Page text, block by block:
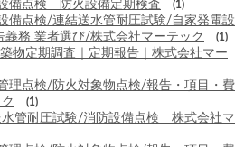
備点検 防火設備定期検査 (1)
点検/連結送水管耐圧試験/自家発電設
務 業者選び/株式会社マーテック
(1)
物定期調査｜定期報告｜株式会社マー
点検/防火対象物点検/報告・項目・費
(1)
管耐圧試験/消防設備点検 株式会社マ